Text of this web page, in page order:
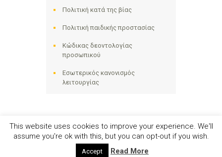
Πολιτική κατά της βίας
Πολιτική παιδικής προστασίας
Κώδικας δεοντολογίας
προσωπικού
Εσωτερικός κανονισμός
λειτουργίας
Ηλιακτίδα ΑΜΚΕ © 2024 - All Right Reserved
Αριθμός Γ.Ε.ΜΗ. 141258642000
This website uses cookies to improve your experience. We'll
assume you're ok with this, but you can opt-out if you wish.
Accept Read More